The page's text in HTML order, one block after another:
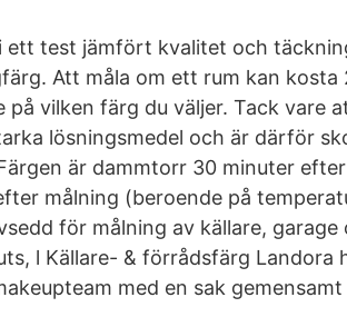
ett test jämfört kvalitet och
Att måla om ett rum kan kosta
på vilken färg du väljer. Tack vare
lösningsmedel och är därför
är dammtorr 30 minuter
målning (beroende på
för målning av källare, garage
l Källare- & förrådsfärg Landora
med en sak